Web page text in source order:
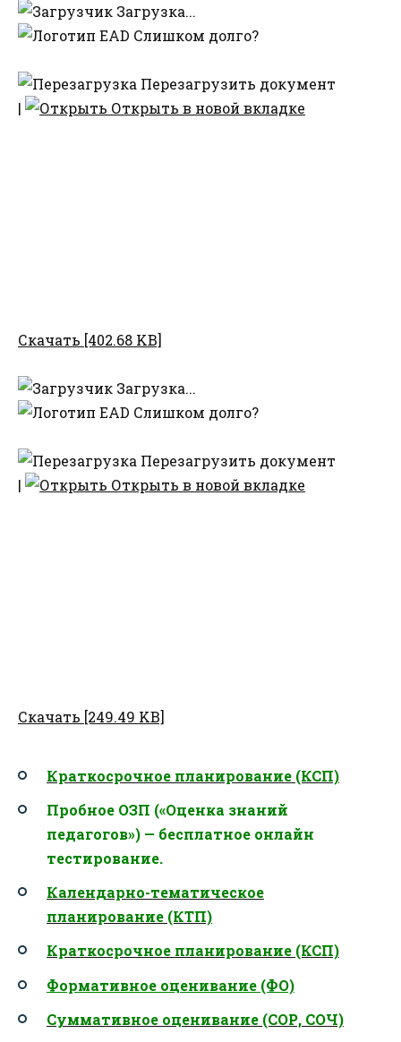
Загрузка...
Слишком долго?
Перезагрузить документ
|
Открыть в новой вкладке
Скачать [402.68 KB]
Загрузка...
Слишком долго?
Перезагрузить документ
|
Открыть в новой вкладке
Скачать [249.49 KB]
Краткосрочное планирование (КСП)
Пробное ОЗП («Оценка знаний
педагогов») — бесплатное онлайн
тестирование.
Календарно-тематическое
планирование (КТП)
Краткосрочное планирование (КСП)
Формативное оценивание (ФО)
Суммативное оценивание (СОР, СОЧ)